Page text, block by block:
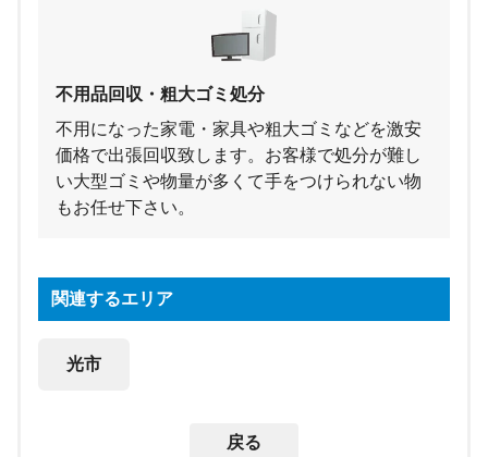
不用品回収・粗大ゴミ処分
不用になった家電・家具や粗大ゴミなどを激安
価格で出張回収致します。お客様で処分が難し
い大型ゴミや物量が多くて手をつけられない物
もお任せ下さい。
関連するエリア
光市
戻る